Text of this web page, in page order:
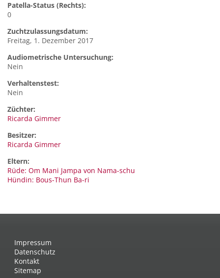
Patella-Status (Rechts):
0
Zuchtzulassungsdatum:
Freitag, 1. Dezember 2017
Audiometrische Untersuchung:
Nein
Verhaltenstest:
Nein
Züchter:
Ricarda Gimmer
Besitzer:
Ricarda Gimmer
Eltern:
Rüde: Om Mani Jampa von Nama-schu
Hündin: Bous-Thun Ba-ri
Impressum
Datenschutz
Kontakt
Sitemap